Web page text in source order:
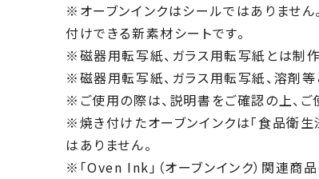
※オーブンインクはシールではありませ
付けできる新素材シートです。
※磁器用転写紙、ガラス用転写紙とは制
※磁器用転写紙、ガラス用転写紙、溶剤等
※ご使用の際は、説明書をご確認の上、ご
※焼き付けたオーブンインクは「食品衛生
はありません。
※「Oven Ink」（オーブンインク）関連商